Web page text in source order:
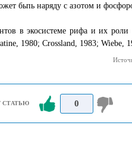
бьпь наряду с азотом и
в экосистеме рифа и их
1980; Crossland, 1983; Wiebe,
СТАТЬЮ 0